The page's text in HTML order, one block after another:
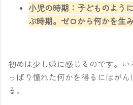
小児の時期：子どものよう
ぶ時期。ゼロから何かを生
初めは少し嫌に感じるのです。
っぱり憧れた何かを得るにはが
る。